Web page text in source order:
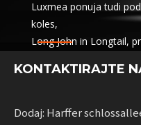
Luxmea ponuja tudi
koles,
Long John in Longtail,
storitve souporabe in
s prilagodljivostjo za
KONTAKTIRAJTE
Dodaj: Harffer